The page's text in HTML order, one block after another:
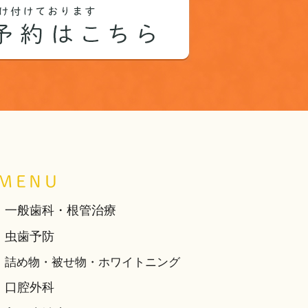
一般歯科・根管治療
虫歯予防
詰め物・被せ物・ホワイトニング
口腔外科